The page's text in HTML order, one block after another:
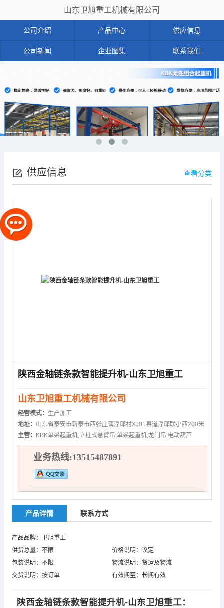
山东卫旭重工机械有限公司
公司介绍 产品中心 供应信息
公司新闻 企业图集 联系我们
供应信息 查看分类
陕西金轴链条款智能提升机-山东卫旭重工
山东卫旭重工机械有限公司
经营模式： 生产加工
地址： 山东省泰安市新泰市西张庄镇浮邱村XJ01县道浮邱联小西200米
主营：
KBK单梁起重机,立柱式悬臂吊,单梁起重机,龙门吊,电动葫芦
业务热线:13515487891
产品详情 联系方式
产品品牌：卫旭重工
供货总量：不限
价格说明：议定
包装说明：不限
物流说明：货运及物流
交货说明：按订单
有效期至：长期有效
陕西金轴链条款智能提升机-山东卫旭重工：